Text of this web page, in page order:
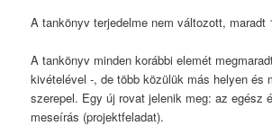
A tankönyv terjedelme nem változott, maradt
A tankönyv minden korábbi elemét
kivételével -, de több közülük más helyen és
szerepel. Egy új rovat jelenik meg: az egész
meseírás (projektfeladat).